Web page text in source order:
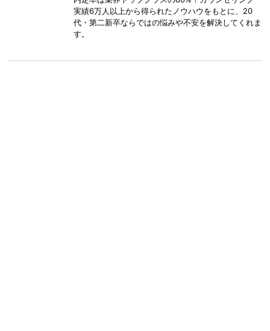
実績6万人以上から得られたノウハウをもとに、20
代・第二新卒ならではの悩みや不安を解決してくれま
す。